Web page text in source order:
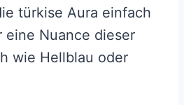
türkise Aura einfach
eine Nuance dieser
wie Hellblau oder